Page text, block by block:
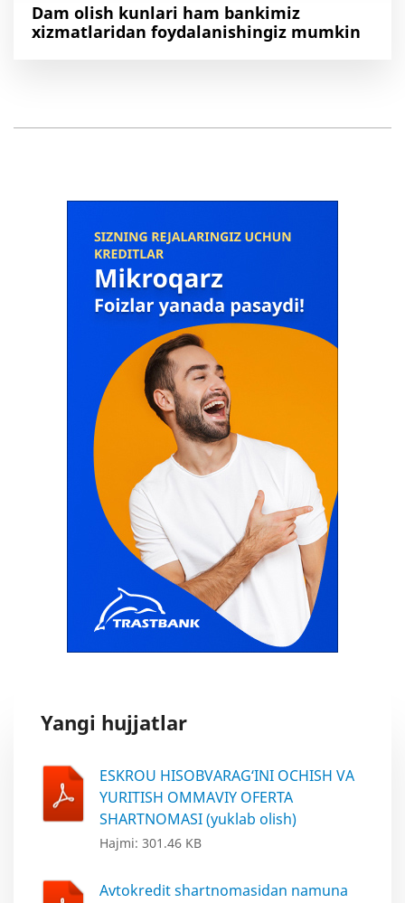
Dam olish kunlari ham bankimiz
xizmatlaridan foydalanishingiz mumkin
Yangi hujjatlar
ESKROU HISOBVARAG‘INI OCHISH VA
YURITISH OMMAVIY OFERTA
SHARTNOMASI (yuklab olish)
Hajmi: 301.46 KB
Avtokredit shartnomasidan namuna